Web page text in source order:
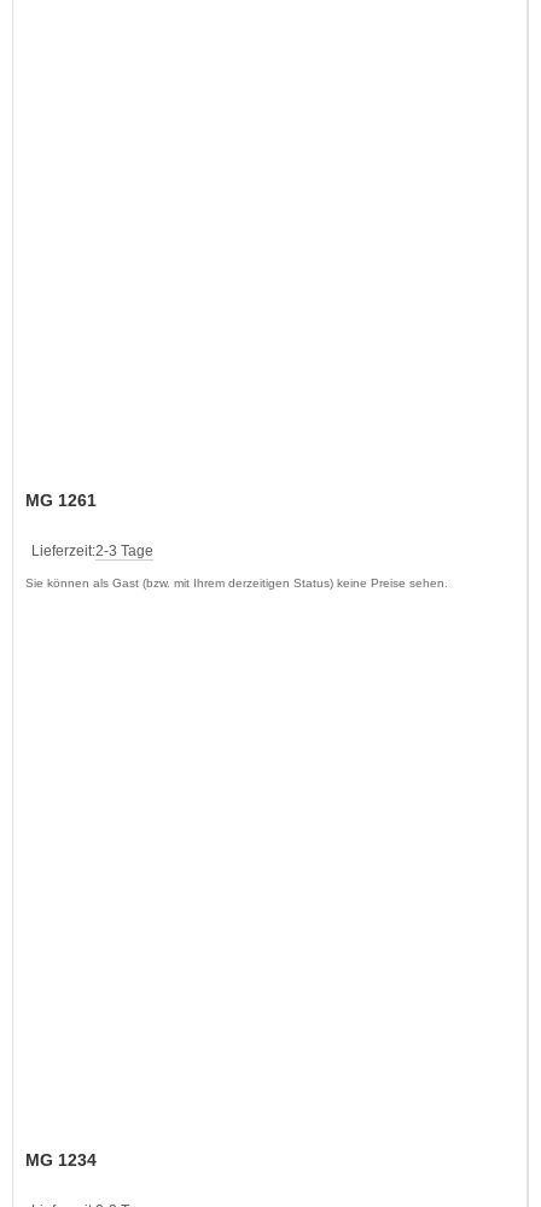
MG 1261
Lieferzeit:2-3 Tage
Sie können als Gast (bzw. mit Ihrem derzeitigen Status) keine Preise sehen.
MG 1234